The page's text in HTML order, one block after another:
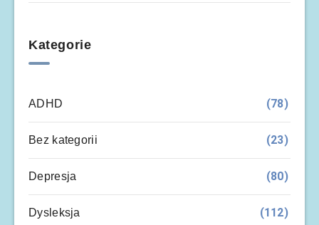
Kategorie
ADHD (78)
Bez kategorii (23)
Depresja (80)
Dysleksja (112)